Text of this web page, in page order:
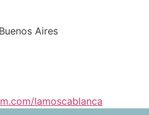
Aires
lamoscablanca